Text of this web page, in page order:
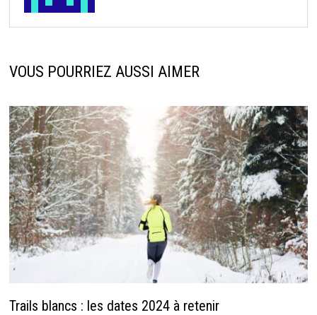
VOUS POURRIEZ AUSSI AIMER
Trails blancs : les dates 2024 à retenir